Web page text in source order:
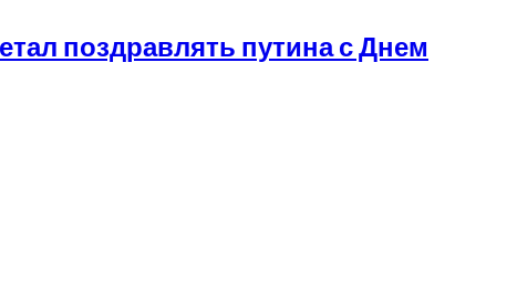
поздравлять путина с Днем